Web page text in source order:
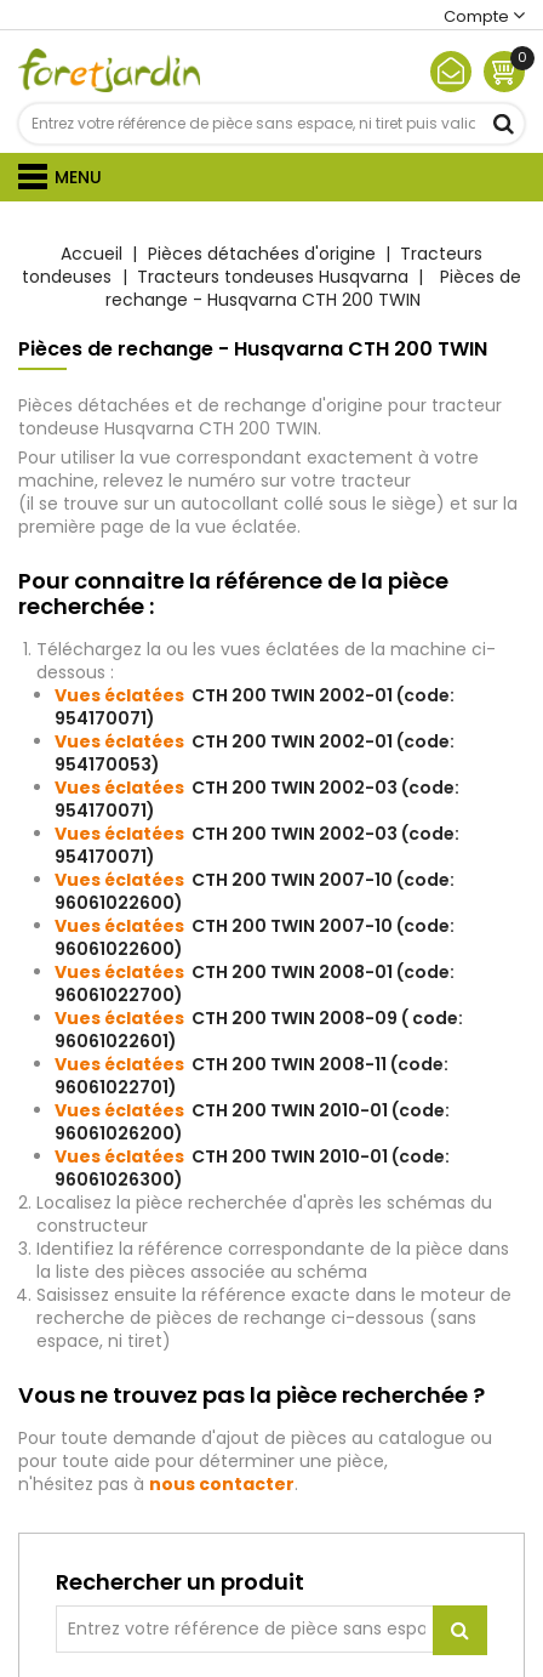
Compte
0
MENU
Accueil Pièces détachées d'origine
Tracteurs
tondeuses
Tracteurs tondeuses Husqvarna
Pièces de
rechange - Husqvarna CTH 200 TWIN
Pièces de rechange - Husqvarna CTH 200 TWIN
Pièces détachées et de rechange d'origine pour tracteur
tondeuse Husqvarna CTH 200 TWIN.
Pour utiliser la vue correspondant exactement à votre
machine, relevez le numéro sur votre tracteur
(il se trouve sur un autocollant collé sous le siège) et sur la
première page de la vue éclatée.
Pour connaitre la référence de la pièce
recherchée :
Téléchargez la ou les vues éclatées de la machine ci-
dessous :
Vues éclatées CTH 200 TWIN 2002-01 (code:
954170071)
Vues éclatées CTH 200 TWIN 2002-01 (code:
954170053)
Vues éclatées CTH 200 TWIN 2002-03 (code:
954170071)
Vues éclatées CTH 200 TWIN 2002-03 (code:
954170071)
Vues éclatées CTH 200 TWIN 2007-10 (code:
96061022600)
Vues éclatées CTH 200 TWIN 2007-10 (code:
96061022600)
Vues éclatées CTH 200 TWIN 2008-01 (code:
96061022700)
Vues éclatées CTH 200 TWIN 2008-09 ( code:
96061022601)
Vues éclatées CTH 200 TWIN 2008-11 (code:
96061022701)
Vues éclatées CTH 200 TWIN 2010-01 (code:
96061026200)
Vues éclatées CTH 200 TWIN 2010-01 (code:
96061026300)
Localisez la pièce recherchée d'après les schémas du
constructeur
Identifiez la référence correspondante de la pièce dans
la liste des pièces associée au schéma
Saisissez ensuite la référence exacte dans le moteur de
recherche de pièces de rechange ci-dessous (sans
espace, ni tiret)
Vous ne trouvez pas la pièce recherchée ?
Pour toute demande d'ajout de pièces au catalogue ou
pour toute aide pour déterminer une pièce,
n'hésitez pas à nous contacter.
Rechercher un produit